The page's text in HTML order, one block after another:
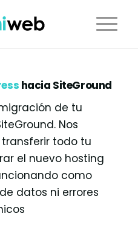
hacia SiteGround
de tu
Nos
todo tu
el nuevo hosting
como
datos ni errores